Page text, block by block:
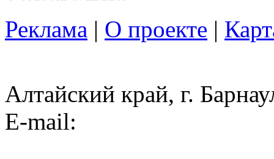
Реклама | О проекте |
Алтайский край, г.
E-mail: